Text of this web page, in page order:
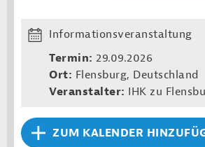
Informationsveranstaltung
Termin: 29.09.2026
Ort: Flensburg, Deutschland
Veranstalter: IHK zu
ZUM KALENDER